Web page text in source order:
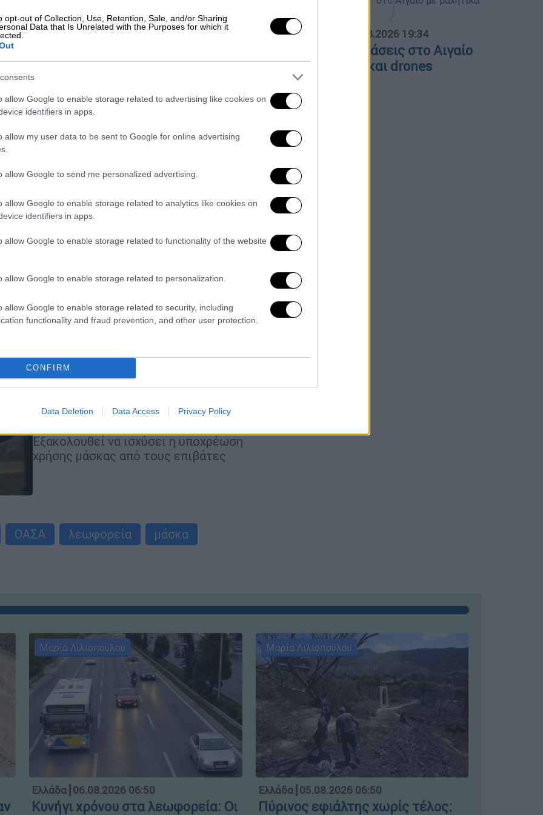
opt-out of Collection, Use, Retention, Sale, and/or Sharing
Data that Is Unrelated with the Purposes for which it
allow Google to enable storage related to advertising like cookies on
identifiers in apps.
allow my user data to be sent to Google for online advertising
allow Google to send me personalized advertising.
allow Google to enable storage related to analytics like cookies on
identifiers in apps.
allow Google to enable storage related to functionality of the website
allow Google to enable storage related to personalization.
allow Google to enable storage related to security, including
functionality and fraud prevention, and other user protection.
CONFIRM
Data Deletion Data Access Privacy Policy
Καταγγελία για οδηγό
λεωφορείου: Έδωσε το τιμόνι σε
στο βίντεο
Ελλάδα|11.02.2021 19:16
ΟΣΥ: Αναρτήθηκαν οι οριστικοί
πίνακες προσληπτέων
θα πραγματοποιηθούν 367
προσλήψεις σε θέσεις προσωπικού
προσλήψεις σε θέσεις ΔΕ Τεχνικών
Ελλάδα|
Κορονοϊός: Πότε οι οδηγοί
λεωφορείων μπορούν να μην
φορούν μάσκα - Οι αλλαγές
Εξακολουθεί να ισχύσει η υποχρέωση
χρήσης μάσκας από τους επιβάτες
ΟΑΣΑ λεωφορεία
μάσκα
ΑΠΟΣΠΑΣΜΑΤΑ... 06.08.2026 19:34
Τουρκικές παραβιάσεις στο Αιγαίο
με μαχητικά F-16 και drones
Μαρία Λιλιοπούλου
Ελλάδα┋06.08.2026 06:50
Κυνήγι χρόνου στα λεωφορεία: Οι
Μαρία Λιλιοπούλου
Ελλάδα┋05.08.2026 06:50
Πύρινος εφιάλτης χωρίς τέλος: